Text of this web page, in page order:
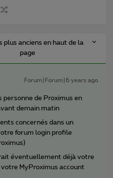
plus anciens en haut de la
page
Forum|Forum|6 years ago
personne de Proximus en
demain matin
concernés dans un
forum login profile
éventuellement déjà votre
MyProximus account